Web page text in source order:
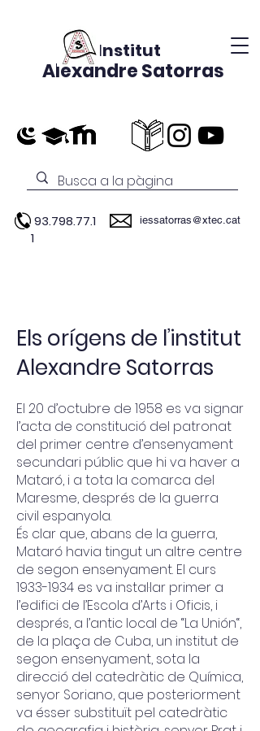
Institut
Alexandre Satorras
93.798.77.1
1
iessatorras@xtec.cat
Els orígens de l’institut
Alexandre Satorras
El 20 d’octubre de 1958 es va signar
l’acta de constitució del patronat
del primer centre d’ensenyament
secundari públic que hi va haver a
Mataró, i a tota la comarca del
Maresme, després de la guerra
civil espanyola.
És clar que, abans de la guerra,
Mataró havia tingut un altre centre
de segon ensenyament. El curs
1933-1934 es va instal·lar primer a
l’edifici de l’Escola d’Arts i Oficis, i
després, a l’antic local de “La Unión“,
de la plaça de Cuba, un institut de
segon ensenyament, sota la
direcció del catedràtic de Química,
senyor Soriano, que posteriorment
va ésser substituït pel catedràtic